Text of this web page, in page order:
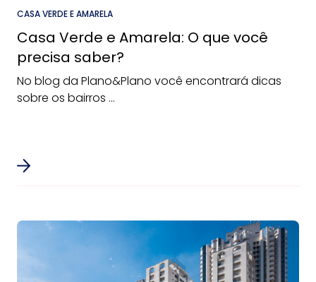
CASA VERDE E AMARELA
Casa Verde e Amarela: O que você
precisa saber?
No blog da Plano&Plano você encontrará dicas
sobre os bairros ...